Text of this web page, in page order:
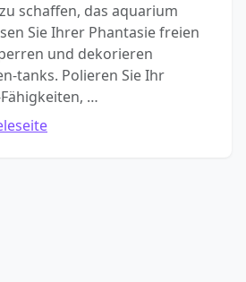
schaffen, das aquarium
Sie Ihrer Phantasie freien
und dekorieren
tanks. Polieren Sie Ihr
…